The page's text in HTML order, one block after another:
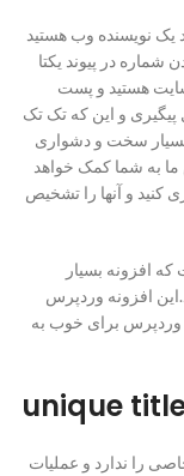
یک نویسنده وب هستید
شماره در پیوند یکتا
هستید و پست
پیگیری و این که تک تک
سخت و دشواری
ما به شما کمک خواهد
کنید و آنها را تشخیص
افزونه بسیار
افزونه وردپرس
برای خوب به
unique
را ندارد و عملیات